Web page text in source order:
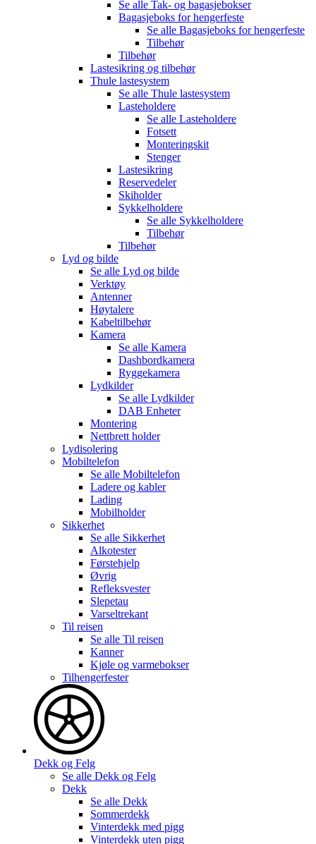
Se alle Tak- og bagasjebokser
Bagasjeboks for hengerfeste
Se alle Bagasjeboks for hengerfeste
Tilbehør
Tilbehør
Lastesikring og tilbehør
Thule lastesystem
Se alle Thule lastesystem
Lasteholdere
Se alle Lasteholdere
Fotsett
Monteringskit
Stenger
Lastesikring
Reservedeler
Skiholder
Sykkelholdere
Se alle Sykkelholdere
Tilbehør
Tilbehør
Lyd og bilde
Se alle Lyd og bilde
Verktøy
Antenner
Høytalere
Kabeltilbehør
Kamera
Se alle Kamera
Dashbordkamera
Ryggekamera
Lydkilder
Se alle Lydkilder
DAB Enheter
Montering
Nettbrett holder
Lydisolering
Mobiltelefon
Se alle Mobiltelefon
Ladere og kabler
Lading
Mobilholder
Sikkerhet
Se alle Sikkerhet
Alkotester
Førstehjelp
Øvrig
Refleksvester
Slepetau
Varseltrekant
Til reisen
Se alle Til reisen
Kanner
Kjøle og varmebokser
Tilhengerfester
Dekk og Felg
Se alle Dekk og Felg
Dekk
Se alle Dekk
Sommerdekk
Vinterdekk med pigg
Vinterdekk uten pigg